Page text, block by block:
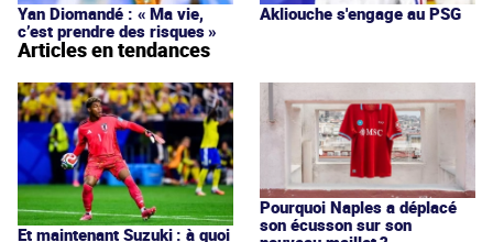
Yan Diomandé : « Ma vie,
c’est prendre des risques »
Akliouche s'engage au PSG
Articles en tendances
Et maintenant Suzuki : à quoi
Pourquoi Naples a déplacé
son écusson sur son